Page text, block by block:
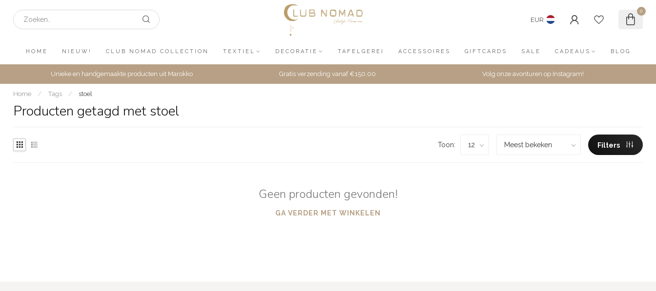
EUR
0
HOME NIEUW! CLUB NOMAD COLLECTION TEXTIEL DECORATIE TAFELGEREI ACCESSOIRES GIFTCARDS SALE CADEAUS BLOG
Unieke en handgemaakte producten uit Marokko Gratis verzending vanaf €150,00 Volg onze avonturen op Instagram!
Home / Tags / stoel
Producten getagd met stoel
Toon: Filters
Geen producten gevonden!
GA VERDER MET WINKELEN